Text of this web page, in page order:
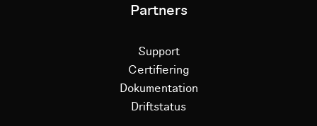
Partners
Support
Certifiering
Dokumentation
Driftstatus